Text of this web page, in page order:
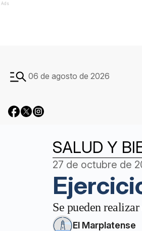
Ads
06 de agosto de 2026
SALUD Y
27 de octubre de
Se pueden
El Marplatense